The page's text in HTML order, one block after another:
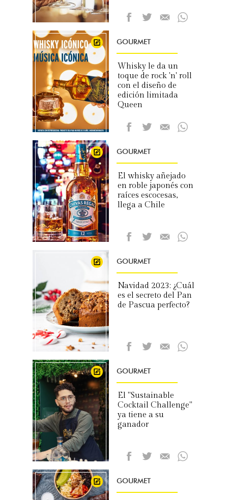
GOURMET
Whisky le da un
toque de rock 'n' roll
con el diseño de
edición limitada
Queen
GOURMET
El whisky añejado
en roble japonés con
raíces escocesas,
llega a Chile
GOURMET
Navidad 2023: ¿Cuál
es el secreto del Pan
de Pascua perfecto?
GOURMET
El "Sustainable
Cocktail Challenge"
ya tiene a su
ganador
GOURMET